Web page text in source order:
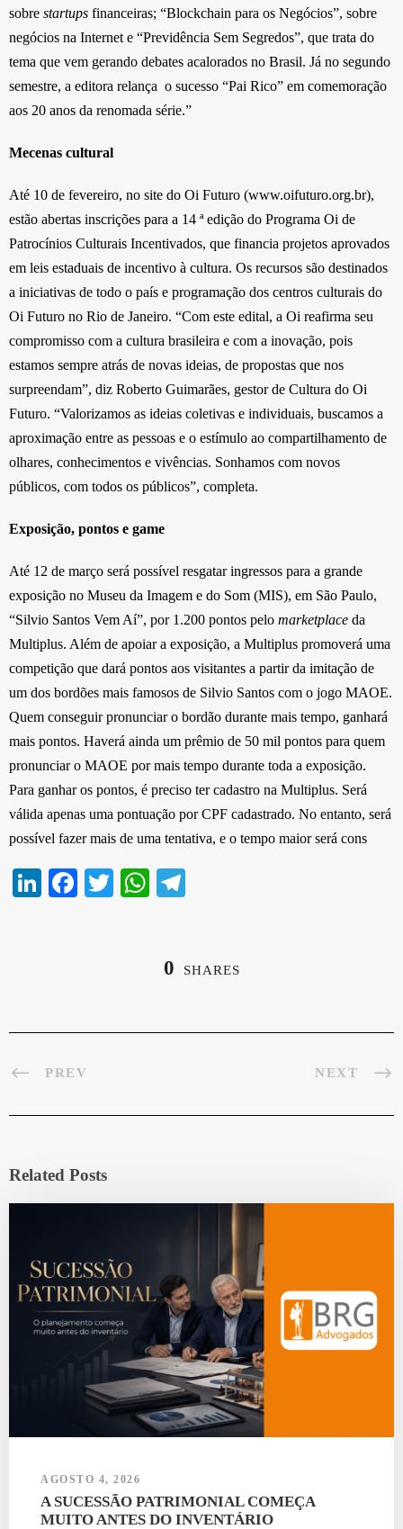
sobre startups financeiras; “Blockchain para os Negócios”, sobre
negócios na Internet e “Previdência Sem Segredos”, que trata do
tema que vem gerando debates acalorados no Brasil. Já no segundo
semestre, a editora relança o sucesso “Pai Rico” em comemoração
aos 20 anos da renomada série.”
Mecenas cultural
Até 10 de fevereiro, no site do Oi Futuro (www.oifuturo.org.br),
estão abertas inscrições para a 14 ª edição do Programa Oi de
Patrocínios Culturais Incentivados, que financia projetos aprovados
em leis estaduais de incentivo à cultura. Os recursos são destinados
a iniciativas de todo o país e programação dos centros culturais do
Oi Futuro no Rio de Janeiro. “Com este edital, a Oi reafirma seu
compromisso com a cultura brasileira e com a inovação, pois
estamos sempre atrás de novas ideias, de propostas que nos
surpreendam”, diz Roberto Guimarães, gestor de Cultura do Oi
Futuro. “Valorizamos as ideias coletivas e individuais, buscamos a
aproximação entre as pessoas e o estímulo ao compartilhamento de
olhares, conhecimentos e vivências. Sonhamos com novos
públicos, com todos os públicos”, completa.
Exposição, pontos e game
Até 12 de março será possível resgatar ingressos para a grande
exposição no Museu da Imagem e do Som (MIS), em São Paulo,
“Silvio Santos Vem Aí”, por 1.200 pontos pelo marketplace da
Multiplus. Além de apoiar a exposição, a Multiplus promoverá uma
competição que dará pontos aos visitantes a partir da imitação de
um dos bordões mais famosos de Silvio Santos com o jogo MAOE.
Quem conseguir pronunciar o bordão durante mais tempo, ganhará
mais pontos. Haverá ainda um prêmio de 50 mil pontos para quem
pronunciar o MAOE por mais tempo durante toda a exposição.
Para ganhar os pontos, é preciso ter cadastro na Multiplus. Será
válida apenas uma pontuação por CPF cadastrado. No entanto, será
possível fazer mais de uma tentativa, e o tempo maior será cons
Li
Fa T
W
A a
0 SHARES
PREV NEXT
Related Posts
AGOSTO 4, 2026
A SUCESSÃO PATRIMONIAL COMEÇA
MUITO ANTES DO INVENTÁRIO